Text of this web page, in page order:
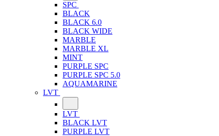
SPC
BLACK
BLACK 6.0
BLACK WIDE
MARBLE
MARBLE XL
MINT
PURPLE SPC
PURPLE SPC 5.0
AQUAMARINE
LVT
LVT
BLACK LVT
PURPLE LVT